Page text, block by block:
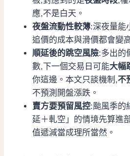
應,不是白天。
夜盤流動性較薄:深夜量能
追價的成本與滑價都會變
順延後的跳空風險:多出的
數,下一個交易日可能大幅
你這邊。本文只談機制,不
不預測開盤漲跌。
賣方要預留風控:颱風季的
延＋軋空」的情境先算進
值遞減當成理所當然。